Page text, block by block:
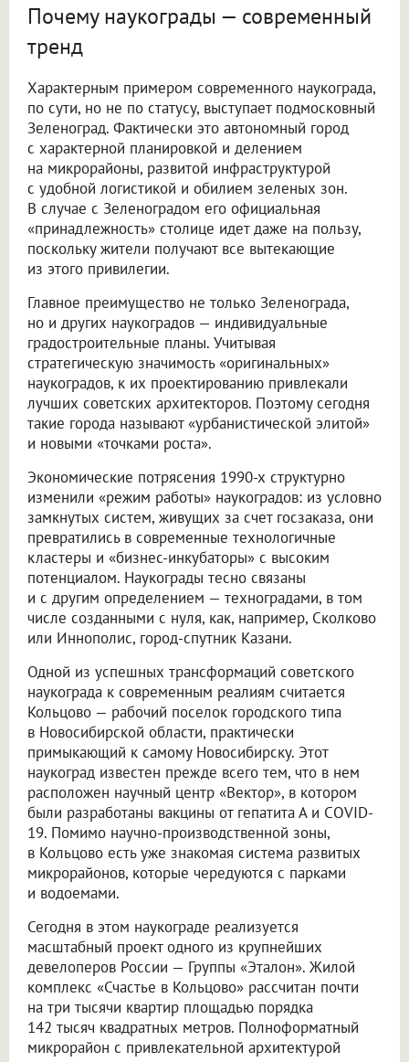
Почему наукограды — современный
тренд
Характерным примером современного наукограда,
по сути, но не по статусу, выступает подмосковный
Зеленоград. Фактически это автономный город
с характерной планировкой и делением
на микрорайоны, развитой инфраструктурой
с удобной логистикой и обилием зеленых зон.
В случае с Зеленоградом его официальная
«принадлежность» столице идет даже на пользу,
поскольку жители получают все вытекающие
из этого привилегии.
Главное преимущество не только Зеленограда,
но и других наукоградов — индивидуальные
градостроительные планы. Учитывая
стратегическую значимость «оригинальных»
наукоградов, к их проектированию привлекали
лучших советских архитекторов. Поэтому сегодня
такие города называют «урбанистической элитой»
и новыми «точками роста».
Экономические потрясения 1990-х структурно
изменили «режим работы» наукоградов: из условно
замкнутых систем, живущих за счет госзаказа, они
превратились в современные технологичные
кластеры и «бизнес-инкубаторы» с высоким
потенциалом. Наукограды тесно связаны
и с другим определением — техноградами, в том
числе созданными с нуля, как, например, Сколково
или Иннополис, город-спутник Казани.
Одной из успешных трансформаций советского
наукограда к современным реалиям считается
Кольцово — рабочий поселок городского типа
в Новосибирской области, практически
примыкающий к самому Новосибирску. Этот
наукоград известен прежде всего тем, что в нем
расположен научный центр «Вектор», в котором
были разработаны вакцины от гепатита А и COVID-
19. Помимо научно-производственной зоны,
в Кольцово есть уже знакомая система развитых
микрорайонов, которые чередуются с парками
и водоемами.
Сегодня в этом наукограде реализуется
масштабный проект одного из крупнейших
девелоперов России — Группы «Эталон». Жилой
комплекс «Счастье в Кольцово» рассчитан почти
на три тысячи квартир площадью порядка
142 тысяч квадратных метров. Полноформатный
микрорайон с привлекательной архитектурой